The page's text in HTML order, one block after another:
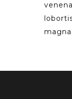
magna.